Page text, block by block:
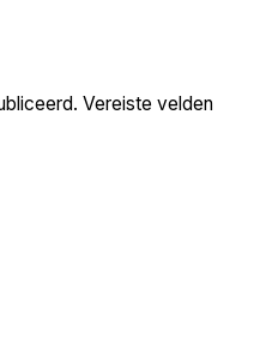
Vereiste velden